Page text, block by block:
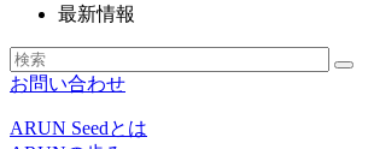
最新情報
お問い合わせ
ARUN Seedとは